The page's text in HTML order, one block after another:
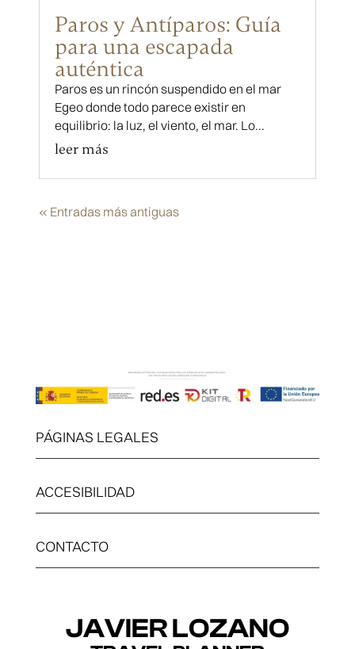
Paros y Antíparos: Guía
para una escapada
auténtica
Paros es un rincón suspendido en el mar
Egeo donde todo parece existir en
equilibrio: la luz, el viento, el mar. Lo...
leer más
« Entradas más antiguas
PÁGINAS LEGALES
ACCESIBILIDAD
CONTACTO
JAVIER LOZANO